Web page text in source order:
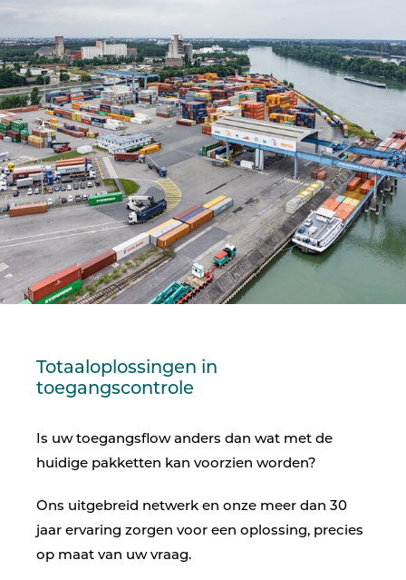
Totaaloplossingen in
toegangscontrole
Is uw toegangsflow anders dan wat met de
huidige pakketten kan voorzien worden?
Ons uitgebreid netwerk en onze meer dan 30
jaar ervaring zorgen voor een oplossing, precies
op maat van uw vraag.